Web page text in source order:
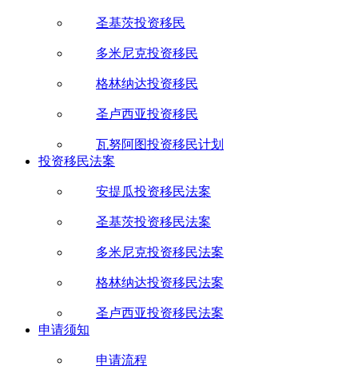
圣基茨投资移民
多米尼克投资移民
格林纳达投资移民
圣卢西亚投资移民
瓦努阿图投资移民计划
投资移民法案
安提瓜投资移民法案
圣基茨投资移民法案
多米尼克投资移民法案
格林纳达投资移民法案
圣卢西亚投资移民法案
申请须知
申请流程